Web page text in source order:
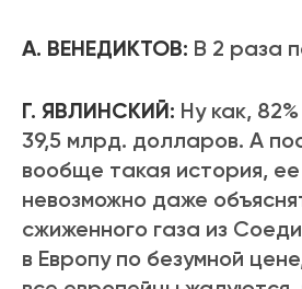
А. ВЕНЕДИКТОВ: В 2 раза
Г. ЯВЛИНСКИЙ: Ну как,
39,5 млрд. долларов. А
вообще такая история,
невозможно даже
сжиженного газа из
в Европу по безумной